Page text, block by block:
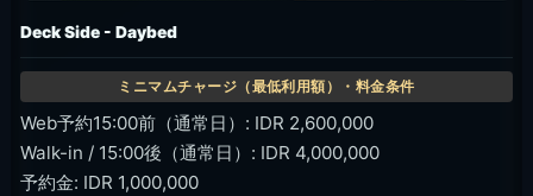
Deck Side - Daybed
Web予約15:00前（通常日）: IDR 2,600,000
Walk-in / 15:00後（通常日）: IDR 4,000,000
予約金: IDR 1,000,000